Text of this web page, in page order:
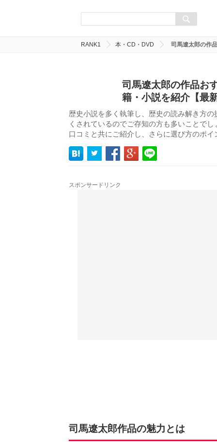
RANK1 本・CD・DVD 司馬遼太郎の作
司馬遼太郎の作品お
籍・小説を紹介【最
歴史小説を多く執筆し、歴史の読み解き方
くされているのでご存知の方も多いことで
口コミと共にご紹介し、さらに選び方のポ
スポンサードリンク
司馬遼太郎作品の魅力とは